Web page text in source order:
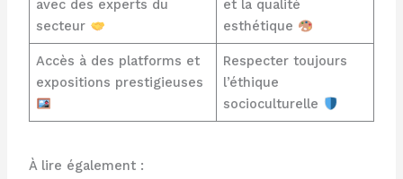
avec des experts du
secteur
et la qualité
esthétique
Accès à des platforms et
expositions prestigieuses
Respecter toujours
l’éthique
socioculturelle
À lire également :